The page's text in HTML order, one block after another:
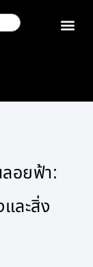
ลอยฟ้า:
ละสิ่ง